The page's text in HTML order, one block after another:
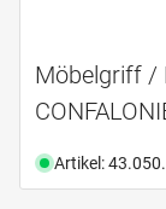
Möbelgriff /
Artikel: